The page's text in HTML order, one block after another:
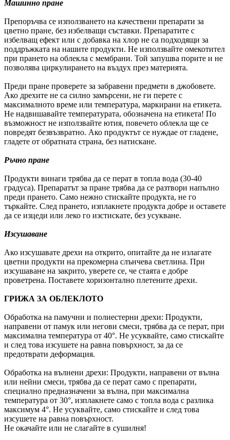
Машинно пране
Препоръчва се използването на качествени препарати за
цветно пране, без избелващи съставки. Препаратите с
избелващ ефект или с добавка на хлор не са подходящи за
поддръжката на нашите продукти. Не използвайте омекотител
при прането на облекла с мембрани. Той запушва порите и не
позволява циркулирането на въздух през материята.
Преди пране проверете за забравени предмети в джобовете.
Ако дрехите не са силно замърсени, не ги перете с
максималното време или температура, маркирани на етикета.
Не надвишавайте температурата, обозначена на етикета! По
възможност не използвайте ютия, повечето облекла ще се
повредят безвъзвратно. Ако продуктът се нуждае от гладене,
гладете от обратната страна, без натискане.
Ръчно пране
Продукти винаги трябва да се перат в топла вода (30-40
градуса). Препаратът за пране трябва да се разтвори напълно
преди прането. Само нежно стискайте продукта, не го
търкайте. След прането, изплакнете продукта добре и оставете
да се изцеди или леко го изстискате, без усукване.
Изсушаване
Ако изсушавате дрехи на открито, опитайте да не излагате
цветни продукти на прекомерна слънчева светлина. При
изсушаване на закрито, уверете се, че стаята е добре
проветрена. Поставете хоризонтално плетените дрехи.
ГРИЖА ЗА ОБЛЕКЛОТО
Обработка на памучни и полиестерни дрехи: Продукти,
направени от памук или негови смеси, трябва да се перат, при
максимална температура от 40°. Не усуквайте, само стискайте
и след това изсушете на равна повърхност, за да се
предотврати деформация.
Обработка на вълнени дрехи: Продукти, направени от вълна
или нейни смеси, трябва да се перат само с препарати,
специално предназначени за вълна, при максимална
температура от 30°, изплакнете само с топла вода с разлика
максимум 4°. Не усуквайте, само стискайте и след това
изсушете на равна повърхност.
Не окачайте или не слагайте в сушилня!